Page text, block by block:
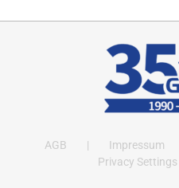
AGB Impressum
Privacy Settings